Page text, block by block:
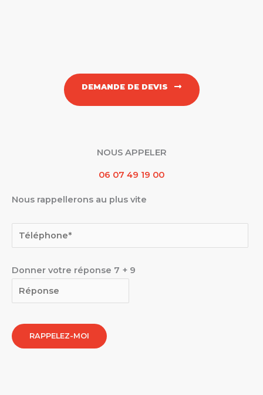
DEMANDE DE DEVIS
NOUS APPELER
06 07 49 19 00
Nous rappellerons au plus vite
Donner votre réponse 7 + 9